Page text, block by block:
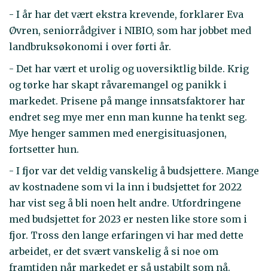
- I år har det vært ekstra krevende, forklarer Eva
Øvren, seniorrådgiver i NIBIO, som har jobbet med
landbruksøkonomi i over førti år.
- Det har vært et urolig og uoversiktlig bilde. Krig
og tørke har skapt råvaremangel og panikk i
markedet. Prisene på mange innsatsfaktorer har
endret seg mye mer enn man kunne ha tenkt seg.
Mye henger sammen med energisituasjonen,
fortsetter hun.
- I fjor var det veldig vanskelig å budsjettere. Mange
av kostnadene som vi la inn i budsjettet for 2022
har vist seg å bli noen helt andre. Utfordringene
med budsjettet for 2023 er nesten like store som i
fjor. Tross den lange erfaringen vi har med dette
arbeidet, er det svært vanskelig å si noe om
framtiden når markedet er så ustabilt som nå.